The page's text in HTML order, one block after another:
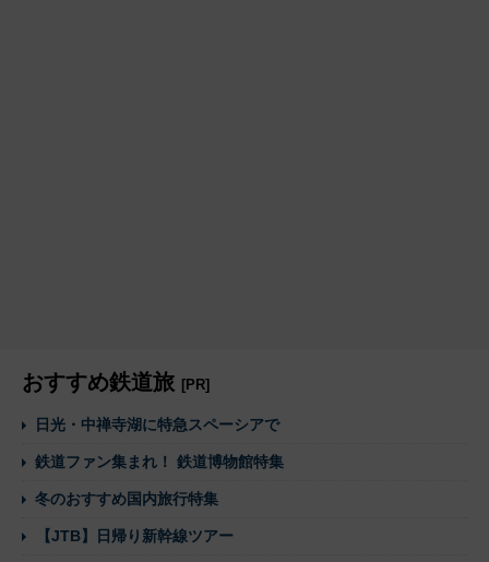
おすすめ鉄道旅 [PR]
日光・中禅寺湖に特急スペーシアで
鉄道ファン集まれ！ 鉄道博物館特集
冬のおすすめ国内旅行特集
【JTB】日帰り新幹線ツアー